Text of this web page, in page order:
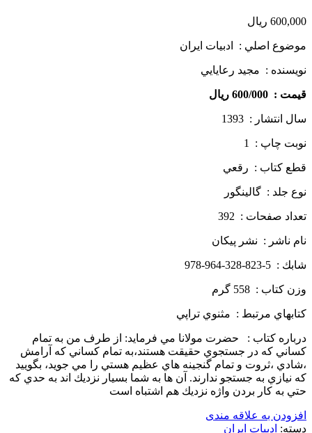
600,000 ریال
موضوع اصلي : ادبيات ايران
نويسنده : مجيد رعايايي
قيمت : 600/000 ريال
سال انتشار : 1393
نوبت چاپ : 1
قطع كتاب : رقعي
نوع جلد : گالينگور
تعداد صفحات : 392
نام ناشر : نشر پيكان
شابك : 5-823-328-964-978
وزن كتاب : 558 گرم
كتابهاي مرتبط : مثنوي تراپي
درباره كتاب : حضرت مولانا مي فرمايد: از طرف من به تمام
كساني كه در جستجوي حقيقت هستند،به تمام كساني كه آرامش
،شادي ،ثروت و تمام گنجينه هاي عظيم هستي را مي جويد، بگوييد
كه نيازي به جستجو ندارند. آن ها به شما بسيار نزديك اند به حدي كه
حتي به كار بردن واژه نزديك هم اشتباه است
افزودن به علاقه مندی
دسته: ادبیات ایران